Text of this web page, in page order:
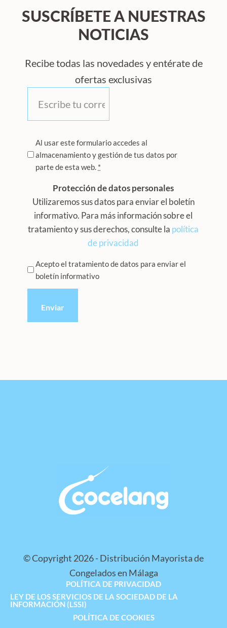
SUSCRÍBETE A NUESTRAS
NOTICIAS
Recibe todas las novedades y entérate de
ofertas exclusivas
Privacidad
*
Al usar este formulario accedes al
almacenamiento y gestión de tus datos por
parte de esta web. *
Protección de datos personales
Utilizaremos sus datos para enviar el boletín
informativo. Para más información sobre el
tratamiento y sus derechos, consulte la política
de privacidad
Privacidad
Acepto el tratamiento de datos para enviar el
boletín informativo
© Copyright 2026 - Distribución Mayorista de
Congelados en Málaga
POLÍTICA DE PRIVACIDAD
LEY DE LOS SERVICIOS DE LA SOCIEDAD DE LA
INFORMACIÓN (LSSI)
POLÍTICA DE COOKIES